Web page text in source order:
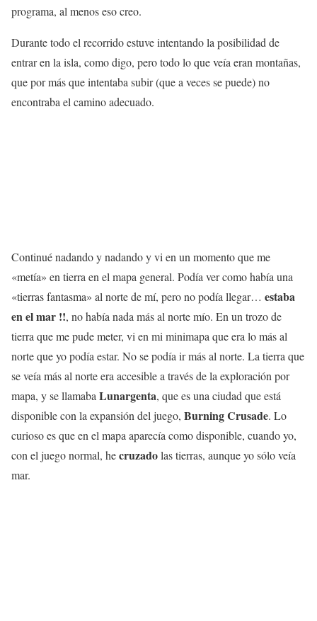
programa, al menos eso creo.
Durante todo el recorrido estuve intentando la posibilidad de
entrar en la isla, como digo, pero todo lo que veía eran montañas,
que por más que intentaba subir (que a veces se puede) no
encontraba el camino adecuado.
Continué nadando y nadando y vi en un momento que me
«metía» en tierra en el mapa general. Podía ver como había una
«tierras fantasma» al norte de mí, pero no podía llegar… estaba
en el mar !!, no había nada más al norte mío. En un trozo de
tierra que me pude meter, vi en mi minimapa que era lo más al
norte que yo podía estar. No se podía ir más al norte. La tierra que
se veía más al norte era accesible a través de la exploración por
mapa, y se llamaba Lunargenta, que es una ciudad que está
disponible con la expansión del juego, Burning Crusade. Lo
curioso es que en el mapa aparecía como disponible, cuando yo,
con el juego normal, hecruzadolas tierras, aunque yo sólo veía
mar.